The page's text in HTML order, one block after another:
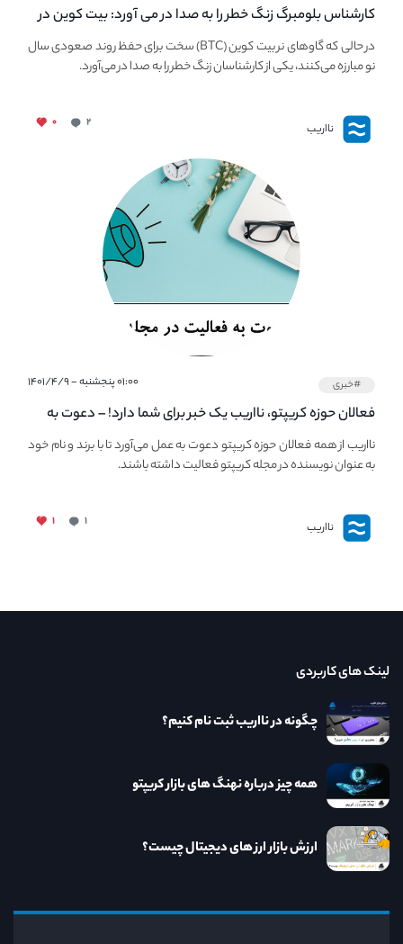
کارشناس بلومبرگ زنگ خطر را به صدا در می آورد: بیت کوین در
معرض خطر سقوط بزرگ است - دلیل آن چیست؟در حالی که گاوهای نر بیت کوین (BTC) سخت برای حفظ روند صعودی سال
نو مبارزه می‌کنند، یکی از کارشناسان زنگ خطر را به صدا در می‌آورد.
نااریب ۲ ۰
#خبری ۰۱:۰۰ پنجشنبه - ۱۴۰۱/۴/۹
فعالان حوزه کریپتو، نااریب یک خبر برای شما دارد! – دعوت به
فعالیت در مجله کریپتو
نااریب از همه فعالان حوزه کریپتو دعوت به عمل می‌آورد تا با برند و نام خود
به عنوان نویسنده در مجله کریپتو فعالیت داشته باشند.
نااریب ۱ ۱
لینک های کاربردی
چگونه در نااریب ثبت نام کنیم؟
همه چیز درباره نهنگ های بازار کریپتو
ارزش بازار ارز های دیجیتال چیست؟